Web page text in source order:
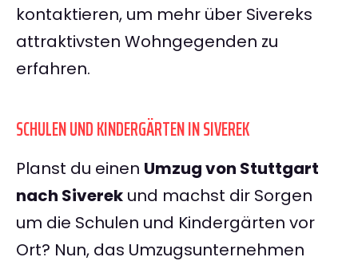
kontaktieren, um mehr über Sivereks
attraktivsten Wohngegenden zu
erfahren.
SCHULEN UND KINDERGÄRTEN IN SIVEREK
Planst du einen Umzug von Stuttgart
nach Siverek und machst dir Sorgen
um die Schulen und Kindergärten vor
Ort? Nun, das Umzugsunternehmen